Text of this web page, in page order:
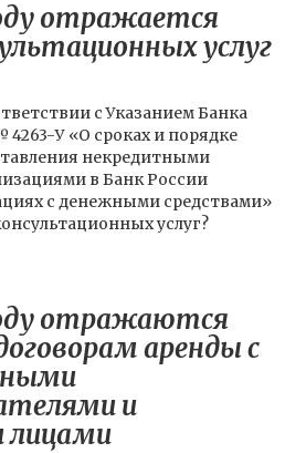
отражается
услуг
с Указанием Банка
4263-У «О сроках и порядке
некредитными
в Банк России
с денежными средствами»
услуг?
отражаются
аренды с
и
лицами